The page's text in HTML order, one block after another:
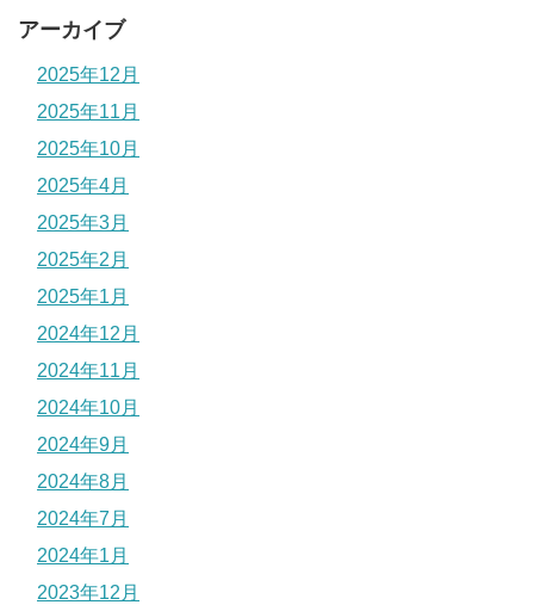
アーカイブ
2025年12月
2025年11月
2025年10月
2025年4月
2025年3月
2025年2月
2025年1月
2024年12月
2024年11月
2024年10月
2024年9月
2024年8月
2024年7月
2024年1月
2023年12月